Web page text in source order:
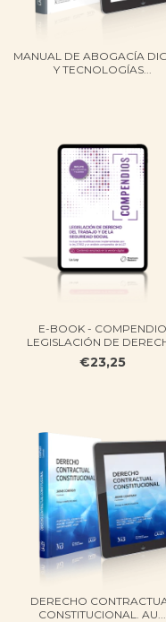
MANUAL DE ABOGACÍA
Y TECNOLOGÍAS...
E-BOOK - COMPENDIO
LEGISLACIÓN DE
€23,25
DERECHO
CONSTITUCIONAL​. AU...